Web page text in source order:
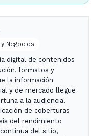
Negocios
digital de contenidos
formatos y
la información
y de mercado llegue
a la audiencia.
de coberturas
del rendimiento
del sitio,